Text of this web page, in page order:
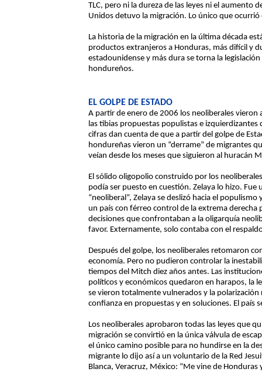
TLC, pero ni la dureza de las leyes ni el aumento
Unidos detuvo la migración. Lo único que ocurrió
La historia de la migración en la última década
productos extranjeros a Honduras, más difícil y
estadounidense y más dura se torna la
hondureños.
EL GOLPE DE ESTADO
A partir de enero de 2006 los neoliberales vieron
las tibias propuestas populistas e izquierdizantes
cifras dan cuenta de que a partir del golpe de
hondureñas vieron un “derrame” de migrantes
veían desde los meses que siguieron al huracán
El sólido oligopolio construido por los
podía ser puesto en cuestión. Zelaya lo hizo.
“neoliberal”, Zelaya se deslizó hacia el
un país con férreo control de la extrema
decisiones que confrontaban a la oligarquía
favor. Externamente, solo contaba con el
Después del golpe, los neoliberales retomaron
economía. Pero no pudieron controlar la
tiempos del Mitch diez años antes. Las
políticos y económicos quedaron en harapos, la
se vieron totalmente vulnerados y la
confianza en propuestas y en soluciones. El país
Los neoliberales aprobaron todas las leyes que
migración se convirtió en la única válvula de
el único camino posible para no hundirse en la
migrante lo dijo así a un voluntario de la Red
Blanca, Veracruz, México: “Me vine de